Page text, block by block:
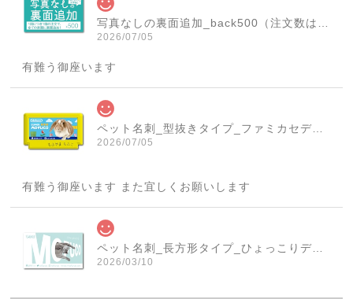
2026/07/05
有難う御座います
2026/07/05
有難う御座います また宜しくお願いします
2026/03/10